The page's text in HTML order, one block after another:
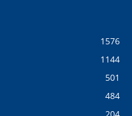
1576
1144
501
484